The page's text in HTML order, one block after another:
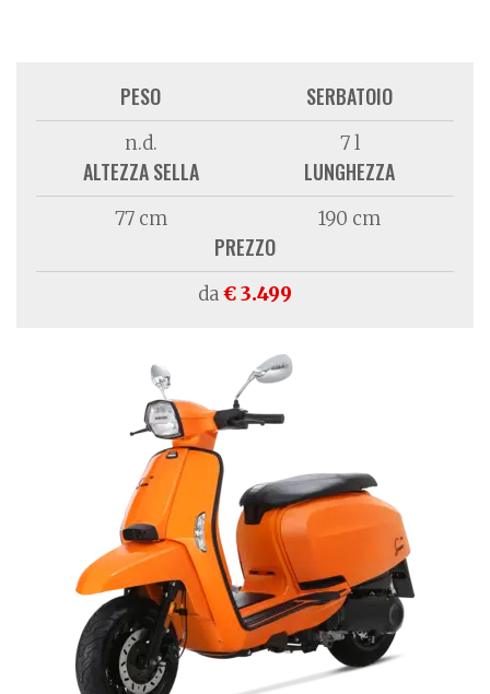
PESO
n.d.
SERBATOIO
7 l
ALTEZZA SELLA
77 cm
LUNGHEZZA
190 cm
PREZZO
da€ 3.499